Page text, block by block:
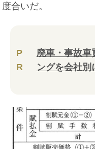
度合いだ。
P
R
廃車・事故車
ングを会社別